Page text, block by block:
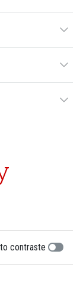
contraste